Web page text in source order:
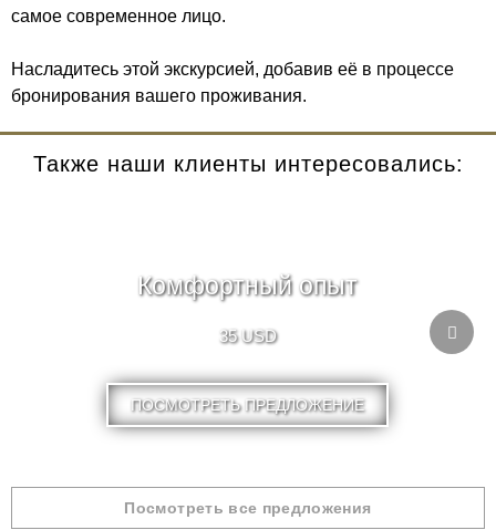
самое современное лицо.
Насладитесь этой экскурсией, добавив её в процессе
бронирования вашего проживания.
Также наши клиенты интересовались:
Комфортный опыт
35 USD
ПОСМОТРЕТЬ ПРЕДЛОЖЕНИЕ
Посмотреть все предложения